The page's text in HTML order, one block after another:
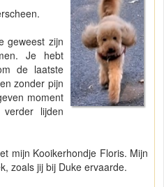
geweest zijn
Je hebt
de laatste
zonder pijn
moment
lijden
mijn Kooikerhondje Floris. Mijn
zoals jij bij Duke ervaarde.